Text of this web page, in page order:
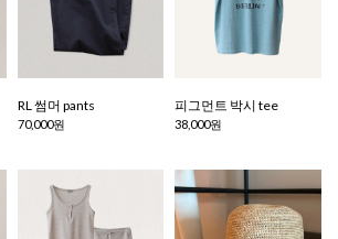
RL 썸머 pants
70,000원
피그먼트 박시 tee
38,000원